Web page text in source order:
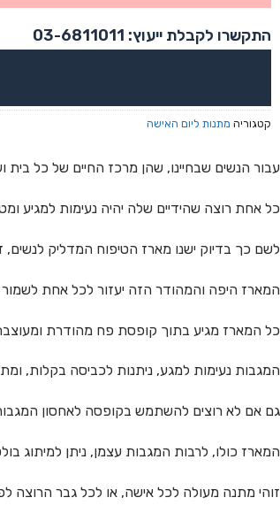
התקשרו לקבלת ייעוץ: 03-6811011
קטגוריה מתנות ליום האישה
עבור הנשים שבחיינו, שהן מרכז החיים של כל
כל אחת רוצה שהידיים שלה יהיה נעימות למגיע
לשם כך בדיוק ישנו מארז הטיפוח המדליק
המארז היפה והמהודר הזה יעזור לכל אחת לשמור על ידיים מושלמות: המארז כולל 3 מגבות ידיים
כל המארז מגיע בתוך קופסת פח מהודרת
המגבות נעימות למגע, ניתנות לכביסה בקלות,
גם אם לא רוצים להשתמש בקופסה לאחסון
המארז כולו, לרבות המגבות עצמן, ניתן למיתוג
זוהי מתנה מעולה לכל אישה, או לכל גבר הרוצה